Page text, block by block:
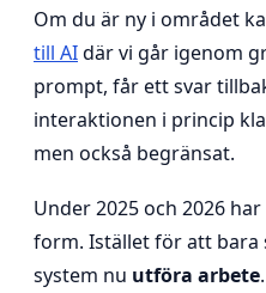
Om du är ny i området
till AIdär vi går igenom
prompt, får ett svar
interaktionen i princip
men också begränsat.
Under 2025 och 2026
form. Istället för att bara
system nu utföra arbete